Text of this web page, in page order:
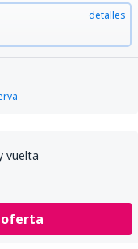
detalles
vuelta
oferta